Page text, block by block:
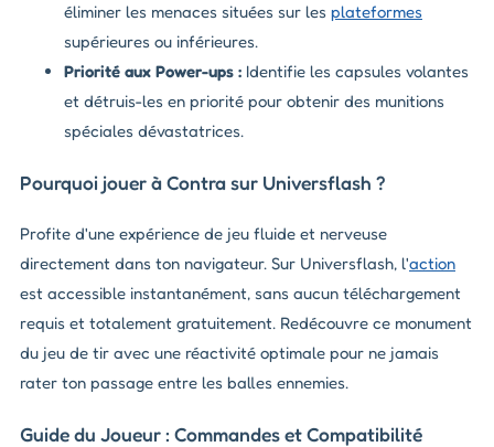
éliminer les menaces situées sur les plateformes
supérieures ou inférieures.
Priorité aux Power-ups : Identifie les capsules volantes
et détruis-les en priorité pour obtenir des munitions
spéciales dévastatrices.
Pourquoi jouer à Contra sur Universflash ?
Profite d'une expérience de jeu fluide et nerveuse
directement dans ton navigateur. Sur Universflash, l'action
est accessible instantanément, sans aucun téléchargement
requis et totalement gratuitement. Redécouvre ce monument
du jeu de tir avec une réactivité optimale pour ne jamais
rater ton passage entre les balles ennemies.
Guide du Joueur : Commandes et Compatibilité